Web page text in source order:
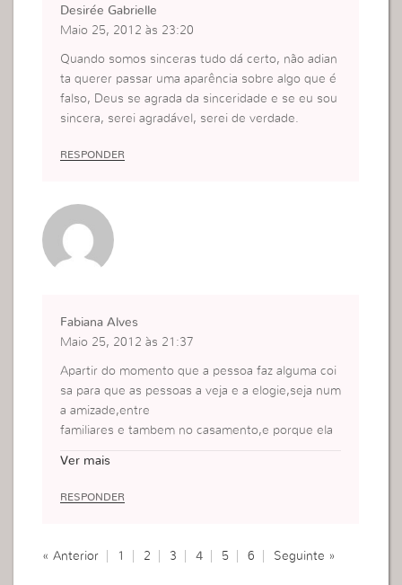
Desirée Gabrielle
Maio 25, 2012 às 23:20
Quando somos sinceras tudo dá certo, não adian
ta querer passar uma aparência sobre algo que é
falso, Deus se agrada da sinceridade e se eu sou
sincera, serei agradável, serei de verdade.
RESPONDER
Fabiana Alves
Maio 25, 2012 às 21:37
Apartir do momento que a pessoa faz alguma coi
sa para que as pessoas a veja e a elogie,seja num
a amizade,entre
familiares e tambem no casamento,e porque ela
mas quando temos a plenitude do Deus altisimo,
Ver mais
RESPONDER
« Anterior 1 2 3 4 5 6 Seguinte »